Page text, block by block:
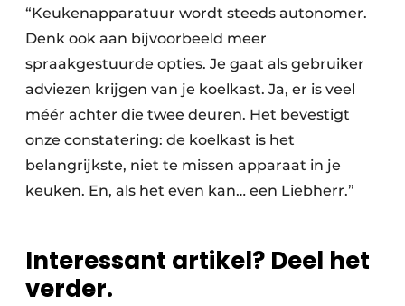
“Keukenapparatuur wordt steeds autonomer.
Denk ook aan bijvoorbeeld meer
spraakgestuurde opties. Je gaat als gebruiker
adviezen krijgen van je koelkast. Ja, er is veel
méér achter die twee deuren. Het bevestigt
onze constatering: de koelkast is het
belangrijkste, niet te missen apparaat in je
keuken. En, als het even kan… een Liebherr.”
Interessant artikel? Deel het
verder.